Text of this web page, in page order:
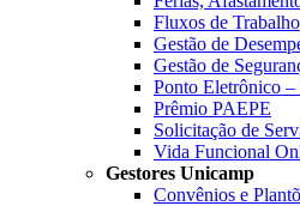
Fluxos de Trabalho
Gestão de
Gestão de
Ponto Eletrônico –
Prêmio PAEPE
Solicitação de
Vida Funcional
Gestores Unicamp
Convênios e